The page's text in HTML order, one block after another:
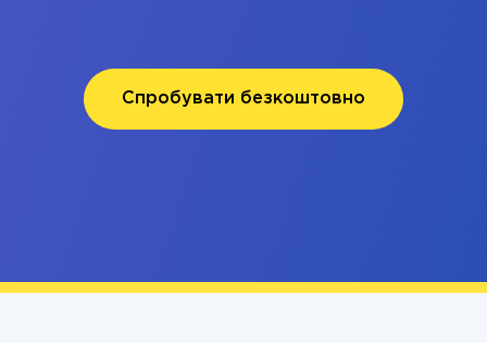
Спробувати безкоштовно